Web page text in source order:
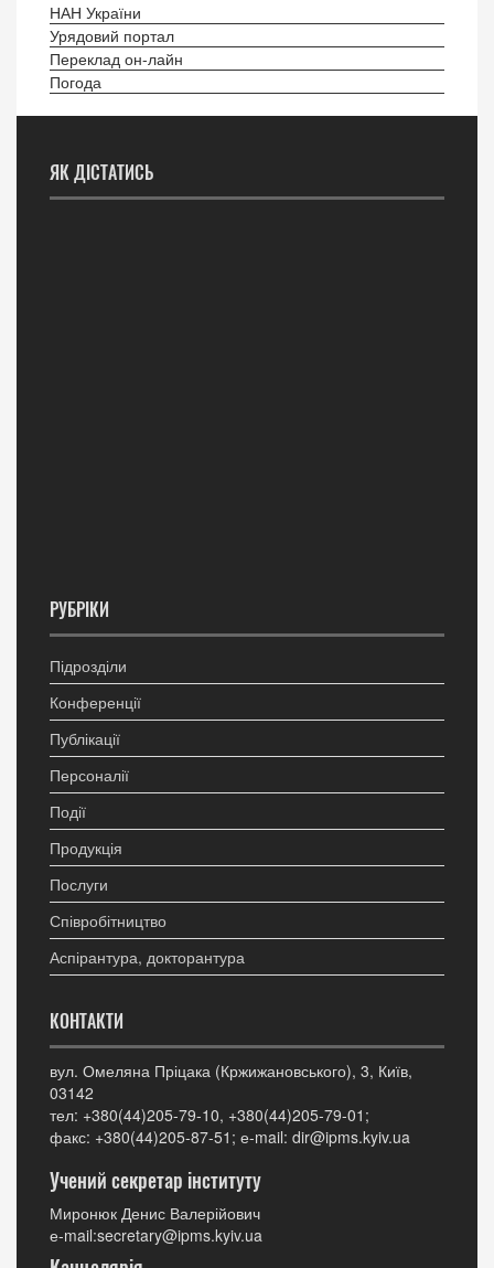
НАН України
Урядовий портал
Переклад он-лайн
Погода
ЯК ДІСТАТИСЬ
РУБРІКИ
Підрозділи
Конференції
Публікації
Персоналії
Події
Продукція
Послуги
Співробітництво
Аспірантура, докторантура
КОНТАКТИ
вул. Омеляна Пріцака (Кржижановського), 3, Київ,
03142
тел: +380(44)205-79-10, +380(44)205-79-01;
факс: +380(44)205-87-51; е-mail: dir@ipms.kyiv.ua
Учений секретар інституту
Миронюк Денис Валерійович
е-mail:secretary@ipms.kyiv.ua